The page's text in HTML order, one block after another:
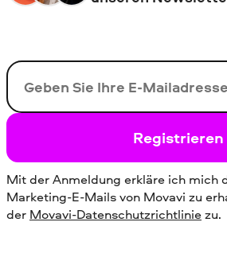
Ihre E-Mail-Addresse
Registrieren
Mit der Anmeldung erkläre ich mich
Marketing-E-Mails von Movavi zu
der Movavi-Datenschutzrichtliniezu.